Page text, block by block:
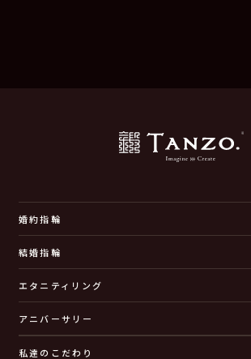
婚約指輪
結婚指輪
エタニティリング
アニバーサリー
私達のこだわり